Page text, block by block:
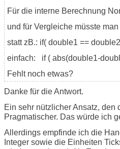
Für die interne Berechnung
und für Vergleiche müsste
statt zB.: if( double1 ==
einfach: if ( abs(double1-
Fehlt noch etwas?
Danke für die Antwort.
Ein sehr nützlicher Ansatz, den
Pragmatischer. Das würde ich
Allerdings empfinde ich die
Integer sowie die Einheiten